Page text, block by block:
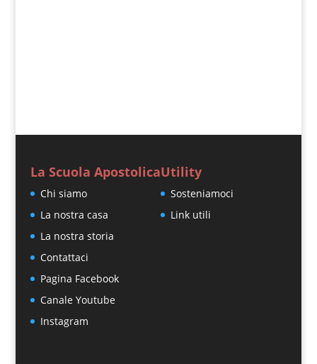
La Scuola Apostolica
Chi siamo
La nostra casa
La nostra storia
Contattaci
Pagina Facebook
Canale Youtube
Instagram
Utility
Sosteniamoci
Link utili